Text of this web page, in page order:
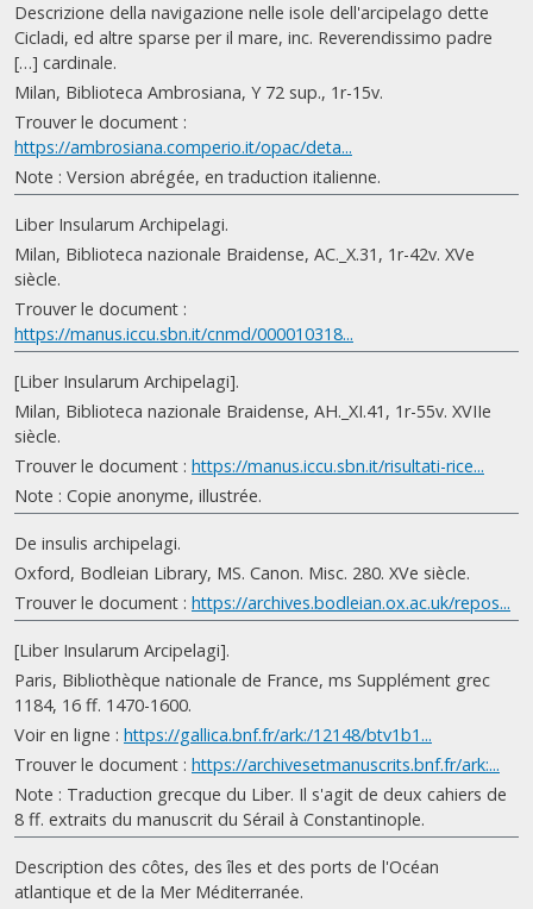
Descrizione della navigazione nelle isole dell'arcipelago dette
Cicladi, ed altre sparse per il mare, inc. Reverendissimo padre
[…] cardinale.
Milan, Biblioteca Ambrosiana, Y 72 sup., 1r-15v.
Trouver le document :
https://ambrosiana.comperio.it/opac/deta...
Note : Version abrégée, en traduction italienne.
Liber Insularum Archipelagi.
Milan, Biblioteca nazionale Braidense, AC._X.31, 1r-42v. XVe
siècle.
Trouver le document :
https://manus.iccu.sbn.it/cnmd/000010318...
[Liber Insularum Archipelagi].
Milan, Biblioteca nazionale Braidense, AH._XI.41, 1r-55v. XVIIe
siècle.
Trouver le document : https://manus.iccu.sbn.it/risultati-rice...
Note : Copie anonyme, illustrée.
De insulis archipelagi.
Oxford, Bodleian Library, MS. Canon. Misc. 280. XVe siècle.
Trouver le document : https://archives.bodleian.ox.ac.uk/repos...
[Liber Insularum Arcipelagi].
Paris, Bibliothèque nationale de France, ms Supplément grec
1184, 16 ff. 1470-1600.
Voir en ligne : https://gallica.bnf.fr/ark:/12148/btv1b1...
Trouver le document : https://archivesetmanuscrits.bnf.fr/ark:...
Note : Traduction grecque du Liber. Il s'agit de deux cahiers de
8 ff. extraits du manuscrit du Sérail à Constantinople.
Description des côtes, des îles et des ports de l'Océan
atlantique et de la Mer Méditerranée.